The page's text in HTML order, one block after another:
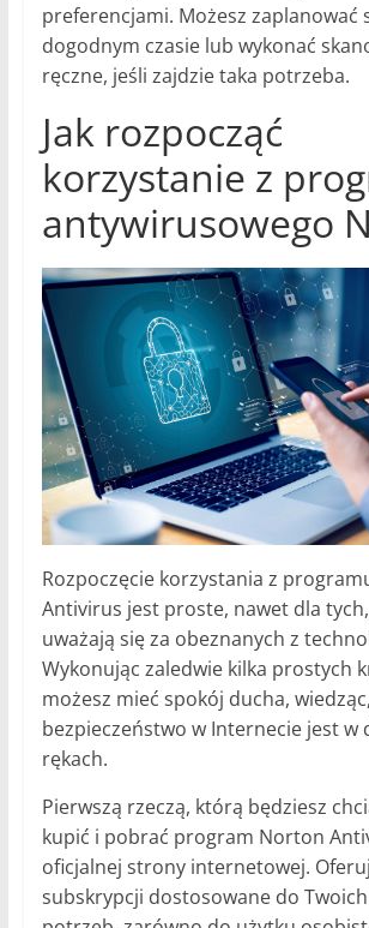
preferencjami. Możesz zaplanować
dogodnym czasie lub wykonać
ręczne, jeśli zajdzie taka potrzeba.
Jak rozpocząć
korzystanie z
antywirusowego
Rozpoczęcie korzystania z
Antivirus jest proste, nawet dla
uważają się za obeznanych z
Wykonując zaledwie kilka prostych
możesz mieć spokój ducha,
bezpieczeństwo w Internecie jest w
rękach.
Pierwszą rzeczą, którą będziesz
kupić i pobrać program Norton
oficjalnej strony internetowej.
subskrypcji dostosowane do